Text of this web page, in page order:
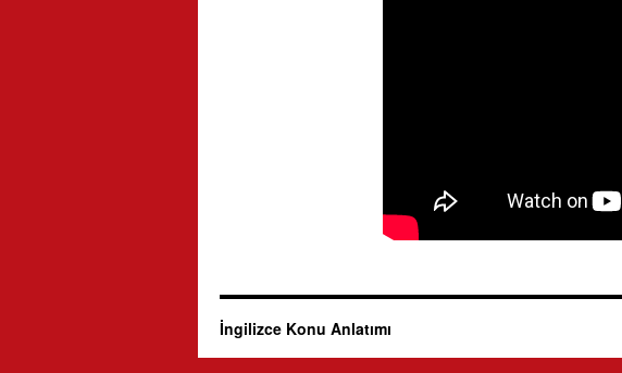
İngilizce Konu Anlatımı